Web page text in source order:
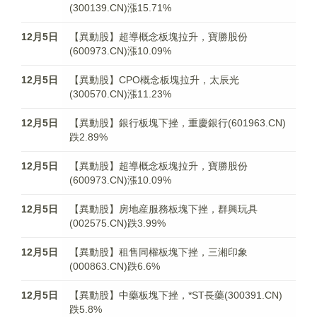
(300139.CN)漲15.71%
12月5日
【異動股】超導概念板塊拉升，寶勝股份
(600973.CN)漲10.09%
12月5日
【異動股】CPO概念板塊拉升，太辰光
(300570.CN)漲11.23%
12月5日
【異動股】銀行板塊下挫，重慶銀行(601963.CN)
跌2.89%
12月5日
【異動股】超導概念板塊拉升，寶勝股份
(600973.CN)漲10.09%
12月5日
【異動股】房地産服務板塊下挫，群興玩具
(002575.CN)跌3.99%
12月5日
【異動股】租售同權板塊下挫，三湘印象
(000863.CN)跌6.6%
12月5日
【異動股】中藥板塊下挫，*ST長藥(300391.CN)
跌5.8%